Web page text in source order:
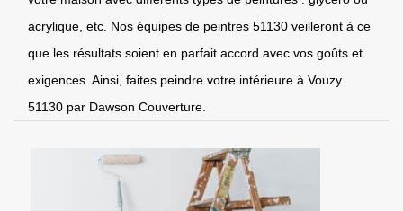
acrylique, etc. Nos équipes de peintres 51130 veilleront à ce
que les résultats soient en parfait accord avec vos goûts et
exigences. Ainsi, faites peindre votre intérieure à Vouzy
51130 par Dawson Couverture.